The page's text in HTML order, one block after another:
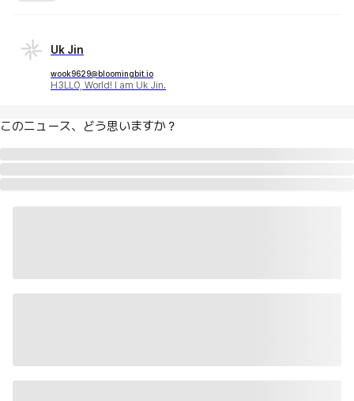
Uk Jin
wook9629@bloomingbit.io
H3LLO, World! I am Uk Jin.
このニュース、どう思いますか？